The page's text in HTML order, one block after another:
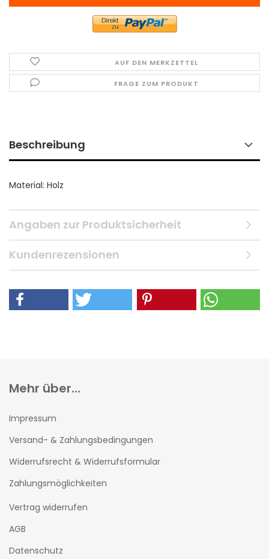
AUF DEN MERKZETTEL
FRAGE ZUM PRODUKT
Beschreibung
Material: Holz
Angaben zur Produktsicherheit
Kundenrezensionen
Mehr über...
Impressum
Versand- & Zahlungsbedingungen
Widerrufsrecht & Widerrufsformular
Zahlungsmöglichkeiten
Vertrag widerrufen
AGB
Datenschutz